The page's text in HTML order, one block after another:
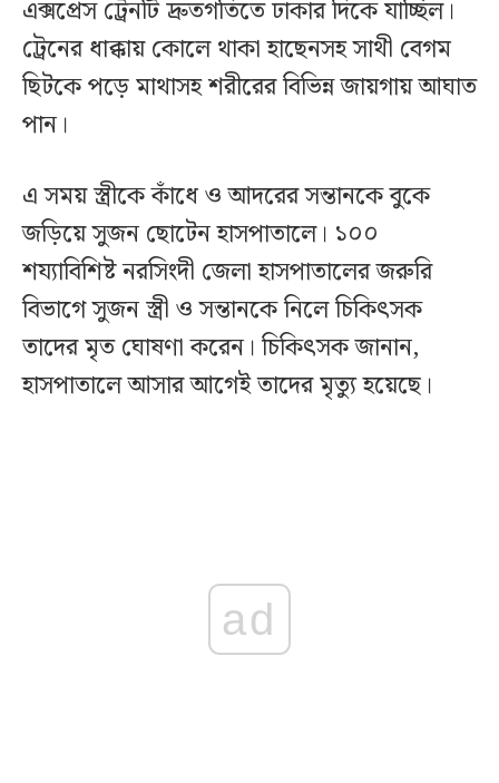
এক্সপ্রেস ট্রেনটি দ্রুতগতিতে ঢাকার দিকে যাচ্ছিল।
ট্রেনের ধাক্কায় কোলে থাকা হাছেনসহ সাথী বেগম
ছিটকে পড়ে মাথাসহ শরীরের বিভিন্ন জায়গায় আঘাত
পান।
এ সময় স্ত্রীকে কাঁধে ও আদরের সন্তানকে বুকে
জড়িয়ে সুজন ছোটেন হাসপাতালে। ১০০
শয্যাবিশিষ্ট নরসিংদী জেলা হাসপাতালের জরুরি
বিভাগে সুজন স্ত্রী ও সন্তানকে নিলে চিকিৎসক
তাদের মৃত ঘোষণা করেন। চিকিৎসক জানান,
হাসপাতালে আসার আগেই তাদের মৃত্যু হয়েছে।
ad